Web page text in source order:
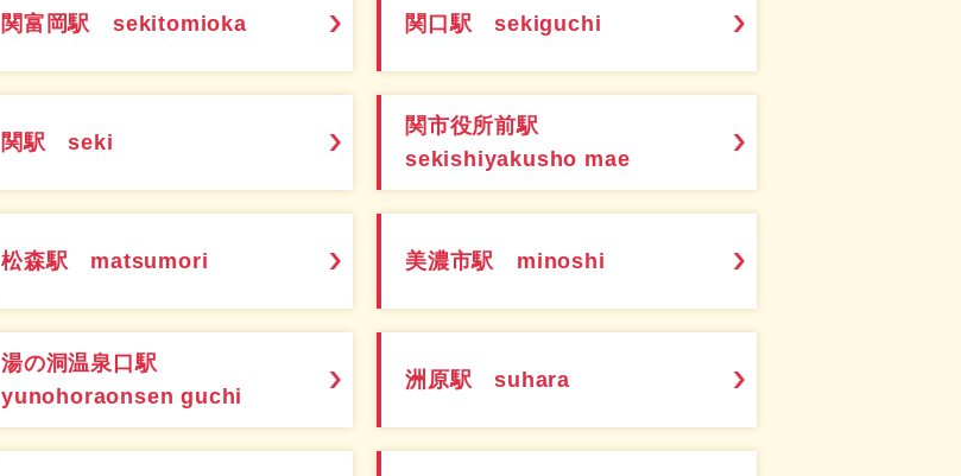
関富岡駅 sekitomioka 関口駅 sekiguchi
関駅 seki
関市役所前駅
sekishiyakusho mae
松森駅 matsumori 美濃市駅 minoshi
湯の洞温泉口駅
yunohoraonsen guchi
洲原駅 suhara